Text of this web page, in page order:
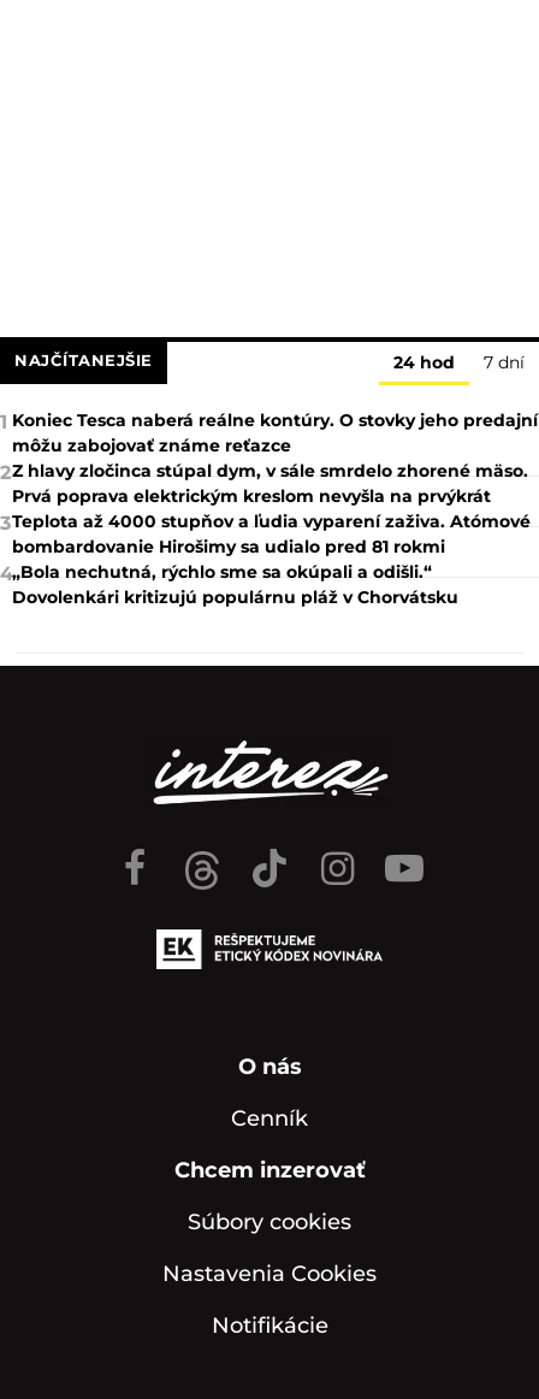
NAJČÍTANEJŠIE 24 hod 7 dní
1 Koniec Tesca naberá reálne kontúry. O stovky jeho predajní
môžu zabojovať známe reťazce
2Z hlavy zločinca stúpal dym, v sále smrdelo zhorené mäso.
Prvá poprava elektrickým kreslom nevyšla na prvýkrát
3Teplota až 4000 stupňov a ľudia vyparení zaživa. Atómové
bombardovanie Hirošimy sa udialo pred 81 rokmi
4„Bola nechutná, rýchlo sme sa okúpali a odišli.“
Dovolenkári kritizujú populárnu pláž v Chorvátsku
O nás
Cenník
Chcem inzerovať
Súbory cookies
Nastavenia Cookies
Notifikácie